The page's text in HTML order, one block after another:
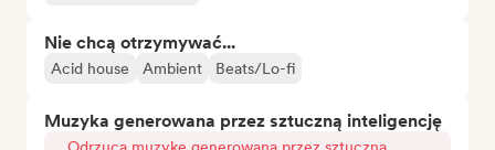
Nie chcą otrzymywać...
Acid house Ambient Beats/Lo-fi
Muzyka generowana przez sztuczną inteligencję